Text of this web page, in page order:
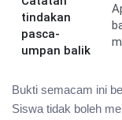
tindakan
pasca-
umpan balik
Bukti semacam ini
Siswa tidak boleh